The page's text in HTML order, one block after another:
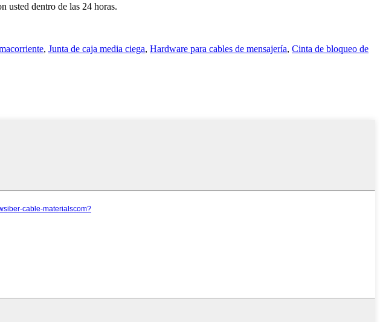
usted dentro de las 24 horas.
, Junta de caja media ciega, Hardware para cables de mensajería, Cinta de bloqueo de